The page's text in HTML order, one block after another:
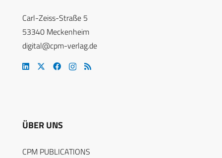
Carl-Zeiss-Straße 5
53340 Meckenheim
digital@cpm-verlag.de
ÜBER UNS
CPM PUBLICATIONS